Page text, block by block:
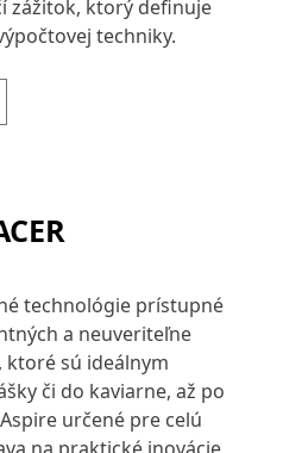
zážitok, ktorý definuje
techniky.
technológie prístupné
a neuveriteľne
sú ideálnym
či do kaviarne, až po
určené pre celú